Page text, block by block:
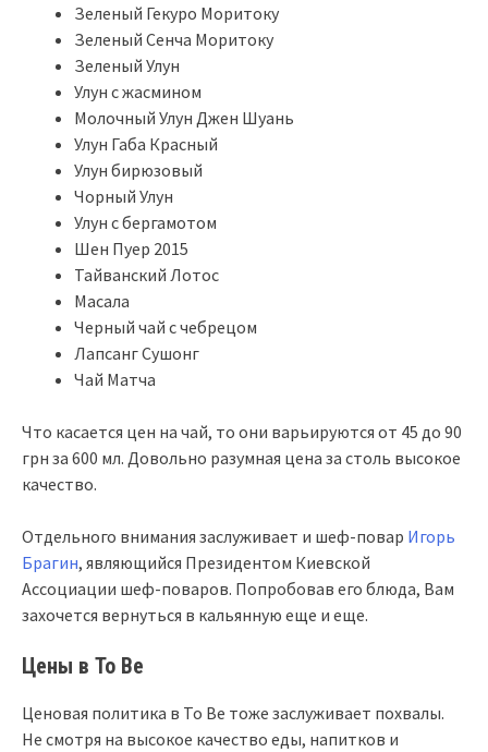
Зеленый Гекуро Моритоку
Зеленый Сенча Моритоку
Зеленый Улун
Улун с жасмином
Молочный Улун Джен Шуань
Улун Габа Красный
Улун бирюзовый
Чорный Улун
Улун с бергамотом
Шен Пуер 2015
Тайванский Лотос
Масала
Черный чай с чебрецом
Лапсанг Сушонг
Чай Матча
Что касается цен на чай, то они варьируются от 45 до 90
грн за 600 мл. Довольно разумная цена за столь высокое
качество.
Отдельного внимания заслуживает и шеф-повар Игорь
Брагин, являющийся Президентом Киевской
Ассоциации шеф-поваров. Попробовав его блюда, Вам
захочется вернуться в кальянную еще и еще.
Цены в To Be
Ценовая политика в To Be тоже заслуживает похвалы.
Не смотря на высокое качество еды, напитков и